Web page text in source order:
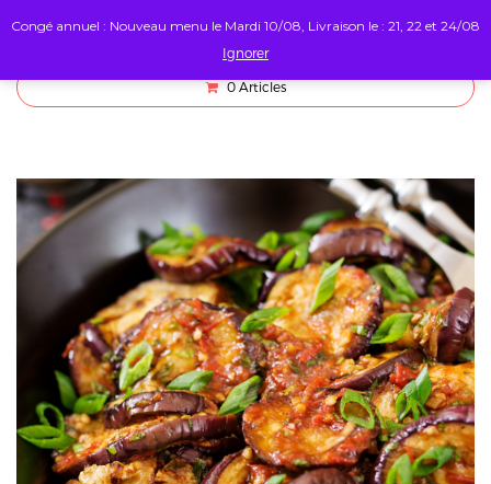
0 Articles
Congé annuel : Nouveau menu le Mardi 10/08, Livraison le : 21, 22 et 24/08
Ignorer